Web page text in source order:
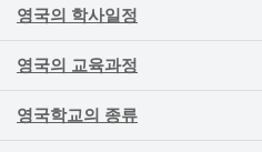
영국의 학사일정
영국의 교육과정
영국학교의 종류